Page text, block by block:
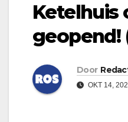
Ketelhuis
geopend!
Door
OKT 14,